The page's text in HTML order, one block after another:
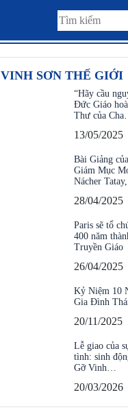
VINH SƠN THẾ GIỚI
“Hãy cầu
Đức Giáo
Thư của
13/05/2025
Bài Giảng
Giám Mục
Nácher
28/04/2025
Paris sẽ tổ
400 năm
Truyền Giáo
26/04/2025
Kỷ Niệm 10
Gia Đình
20/11/2025
Lễ giao của
tình: sinh
Gỡ Vinh…
20/03/2026